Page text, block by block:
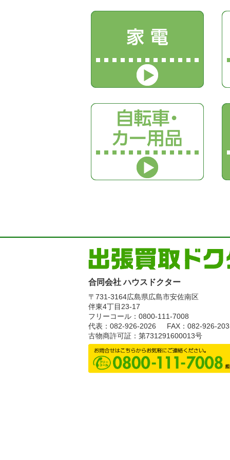
合同会社 ハウスドクター
〒731-3164広島県広島市安佐南区
伴東4丁目23-17
フリーコール：0800-111-7008
代表：082-926-2026
FAX：082-926-
古物商許可証：第731291600013号